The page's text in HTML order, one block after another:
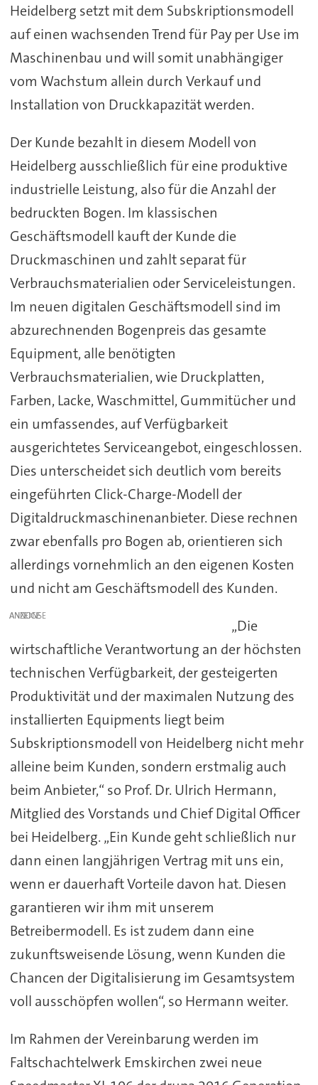
Heidelberg setzt mit dem Subskriptionsmodell
auf einen wachsenden Trend für Pay per Use im
Maschinenbau und will somit unabhängiger
vom Wachstum allein durch Verkauf und
Installation von Druckkapazität werden.
Der Kunde bezahlt in diesem Modell von
Heidelberg ausschließlich für eine produktive
industrielle Leistung, also für die Anzahl der
bedruckten Bogen. Im klassischen
Geschäftsmodell kauft der Kunde die
Druckmaschinen und zahlt separat für
Verbrauchsmaterialien oder Serviceleistungen.
Im neuen digitalen Geschäftsmodell sind im
abzurechnenden Bogenpreis das gesamte
Equipment, alle benötigten
Verbrauchsmaterialien, wie Druckplatten,
Farben, Lacke, Waschmittel, Gummitücher und
ein umfassendes, auf Verfügbarkeit
ausgerichtetes Serviceangebot, eingeschlossen.
Dies unterscheidet sich deutlich vom bereits
eingeführten Click-Charge-Modell der
Digitaldruckmaschinenanbieter. Diese rechnen
zwar ebenfalls pro Bogen ab, orientieren sich
allerdings vornehmlich an den eigenen Kosten
und nicht am Geschäftsmodell des Kunden.
ANZEIGE
„Die
wirtschaftliche Verantwortung an der höchsten
technischen Verfügbarkeit, der gesteigerten
Produktivität und der maximalen Nutzung des
installierten Equipments liegt beim
Subskriptionsmodell von Heidelberg nicht mehr
alleine beim Kunden, sondern erstmalig auch
beim Anbieter,“ so Prof. Dr. Ulrich Hermann,
Mitglied des Vorstands und Chief Digital Officer
bei Heidelberg. „Ein Kunde geht schließlich nur
dann einen langjährigen Vertrag mit uns ein,
wenn er dauerhaft Vorteile davon hat. Diesen
garantieren wir ihm mit unserem
Betreibermodell. Es ist zudem dann eine
zukunftsweisende Lösung, wenn Kunden die
Chancen der Digitalisierung im Gesamtsystem
voll ausschöpfen wollen“, so Hermann weiter.
Im Rahmen der Vereinbarung werden im
Faltschachtelwerk Emskirchen zwei neue